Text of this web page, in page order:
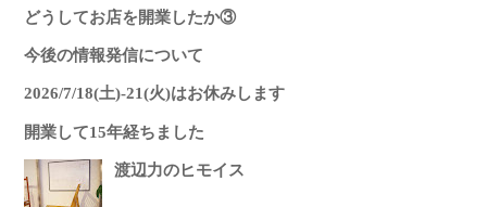
どうしてお店を開業したか③
今後の情報発信について
2026/7/18(土)-21(火)はお休みします
開業して15年経ちました
渡辺力のヒモイス